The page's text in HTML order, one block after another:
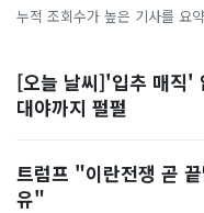
누적 조회수가 높은 기사를 요
[오늘 날씨]'입추 매직'
대야까지 펄펄
트럼프 "이란전쟁 곧
유"